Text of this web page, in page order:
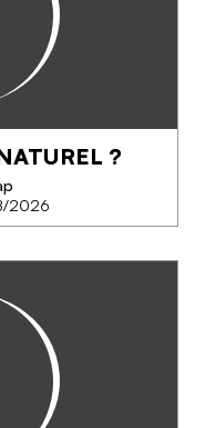
et prenez de
Gap (extérieur et
?
2026
propose une
Philippe Comar en
des muséums.